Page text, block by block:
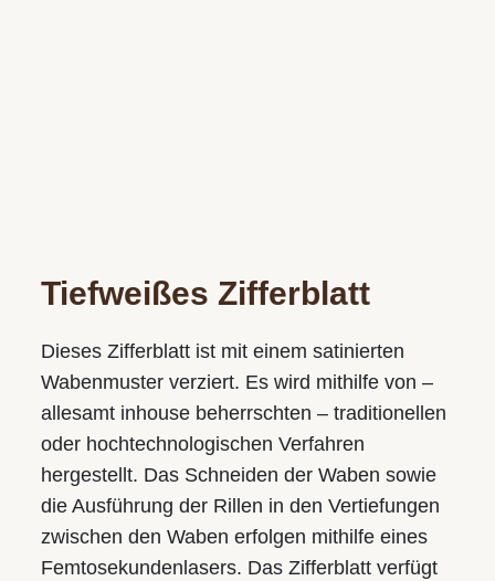
Tiefweißes Zifferblatt
Dieses Zifferblatt ist mit einem satinierten
Wabenmuster verziert. Es wird mithilfe von –
allesamt inhouse beherrschten – traditionellen
oder hochtechnologischen Verfahren
hergestellt. Das Schneiden der Waben sowie
die Ausführung der Rillen in den Vertiefungen
zwischen den Waben erfolgen mithilfe eines
Femtosekundenlasers. Das Zifferblatt verfügt